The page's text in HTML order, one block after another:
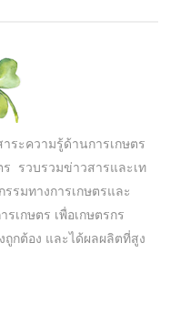
ระความรู้ด้านการเกษตร
รวบรวมข่าวสารและเท
รมทางการเกษตรและ
เกษตร เพื่อเกษตรกร
กต้อง และได้ผลผลิตที่สูง